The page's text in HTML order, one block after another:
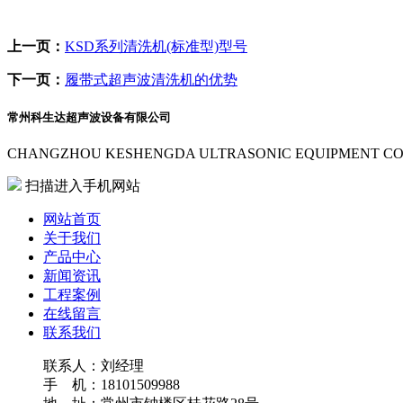
上一页： KSD系列清洗机(标准型)型号
下一页： 履带式超声波清洗机的优势
常州科生达超声波设备有限公司
CHANGZHOU KESHENGDA ULTRASONIC EQUIPMENT
扫描进入手机网站
网站首页
关于我们
产品中心
新闻资讯
工程案例
在线留言
联系我们
联系人： 刘经理
手 机： 18101509988